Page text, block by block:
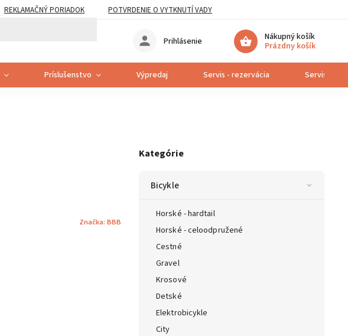
REKLAMAČNÝ PORIADOK
POTVRDENIE O VYTKNUTÍ VADY
Nákupný košík
Prázdny košík
Prihlásenie
Príslušenstvo Výpredaj Servis - rezervácia Servis
Kategórie
Bicykle
Horské - hardtail
Horské - celoodpružené
Cestné
Gravel
Krosové
Detské
Elektrobicykle
City
Značka: BBB